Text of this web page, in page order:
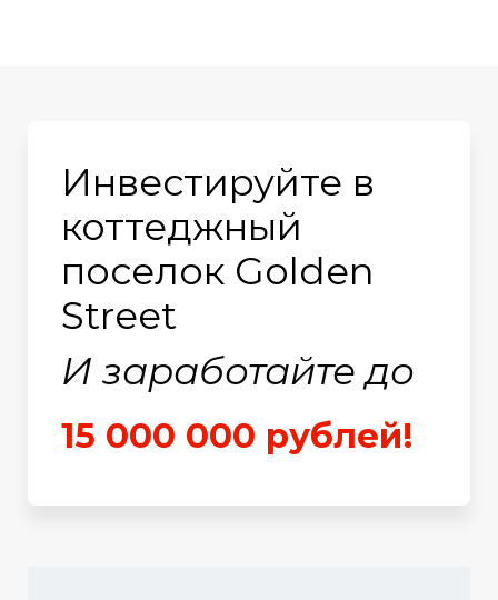
Инвестируйте в
коттеджный
поселок Golden
Street
И заработайте до
15 000 000 рублей!